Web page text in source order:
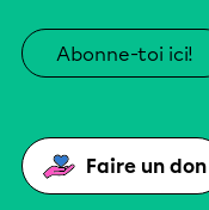
Abonne-toi ici!
Faire un don